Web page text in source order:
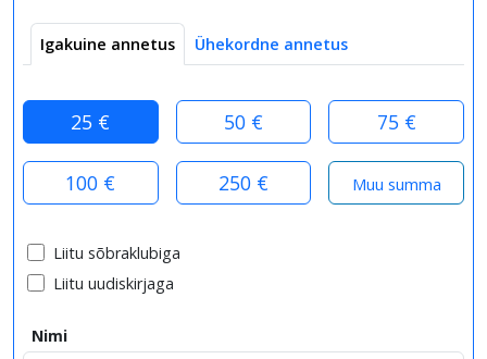
Igakuine annetus Ühekordne annetus
25 € 50 € 75 €
100 € 250 €
Liitu sõbraklubiga
Liitu uudiskirjaga
Nimi